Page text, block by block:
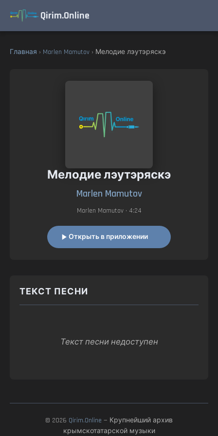
Qirim.Online
Главная › Marlen Mamutov › Мелодие лэутэряскэ
Мелодие лэутэряскэ
Marlen Mamutov
Marlen Mamutov• 4:24
Открыть в приложении
ТЕКСТ ПЕСНИ
Текст песни недоступен
© 2026 Qirim.Online — Крупнейший архив
крымскотатарской музыки